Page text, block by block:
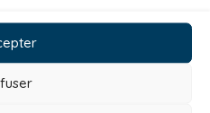
moment, ou exercer
personnelles.*